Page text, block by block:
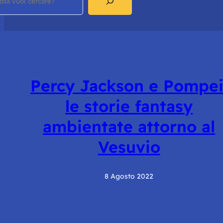
Percy Jackson e
le storie fantasy
ambientate attorno al
Vesuvio
8 Agosto 2022